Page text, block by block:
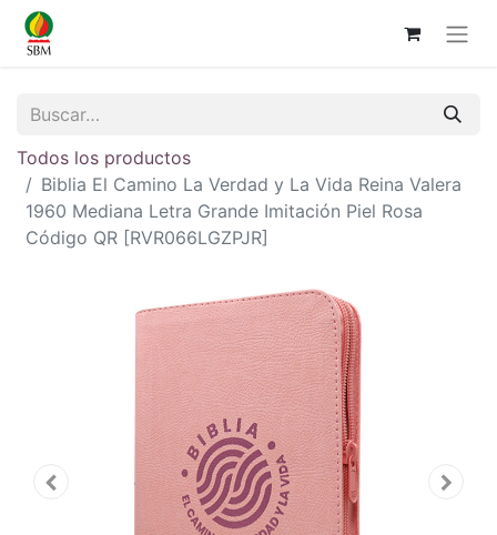
Todos los productos
Biblia El Camino La Verdad y La Vida Reina Valera
1960 Mediana Letra Grande Imitación Piel Rosa
Código QR [RVR066LGZPJR]